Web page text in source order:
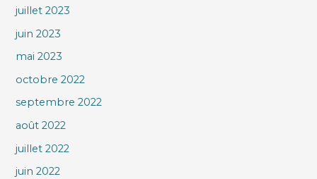
juillet 2023
juin 2023
mai 2023
octobre 2022
septembre 2022
août 2022
juillet 2022
juin 2022